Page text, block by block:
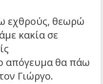
εχθρούς, θεωρώ
κακία σε
απόγευμα θα πάω
Γιώργο.